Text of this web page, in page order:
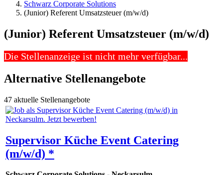
Schwarz Corporate Solutions
(Junior) Referent Umsatzsteuer (m/w/d)
(Junior) Referent Umsatzsteuer (m/w/d)
Die Stellenanzeige ist nicht mehr verfügbar...
Alternative Stellenangebote
47 aktuelle Stellenangebote
Supervisor Küche Event Catering
(m/w/d) *